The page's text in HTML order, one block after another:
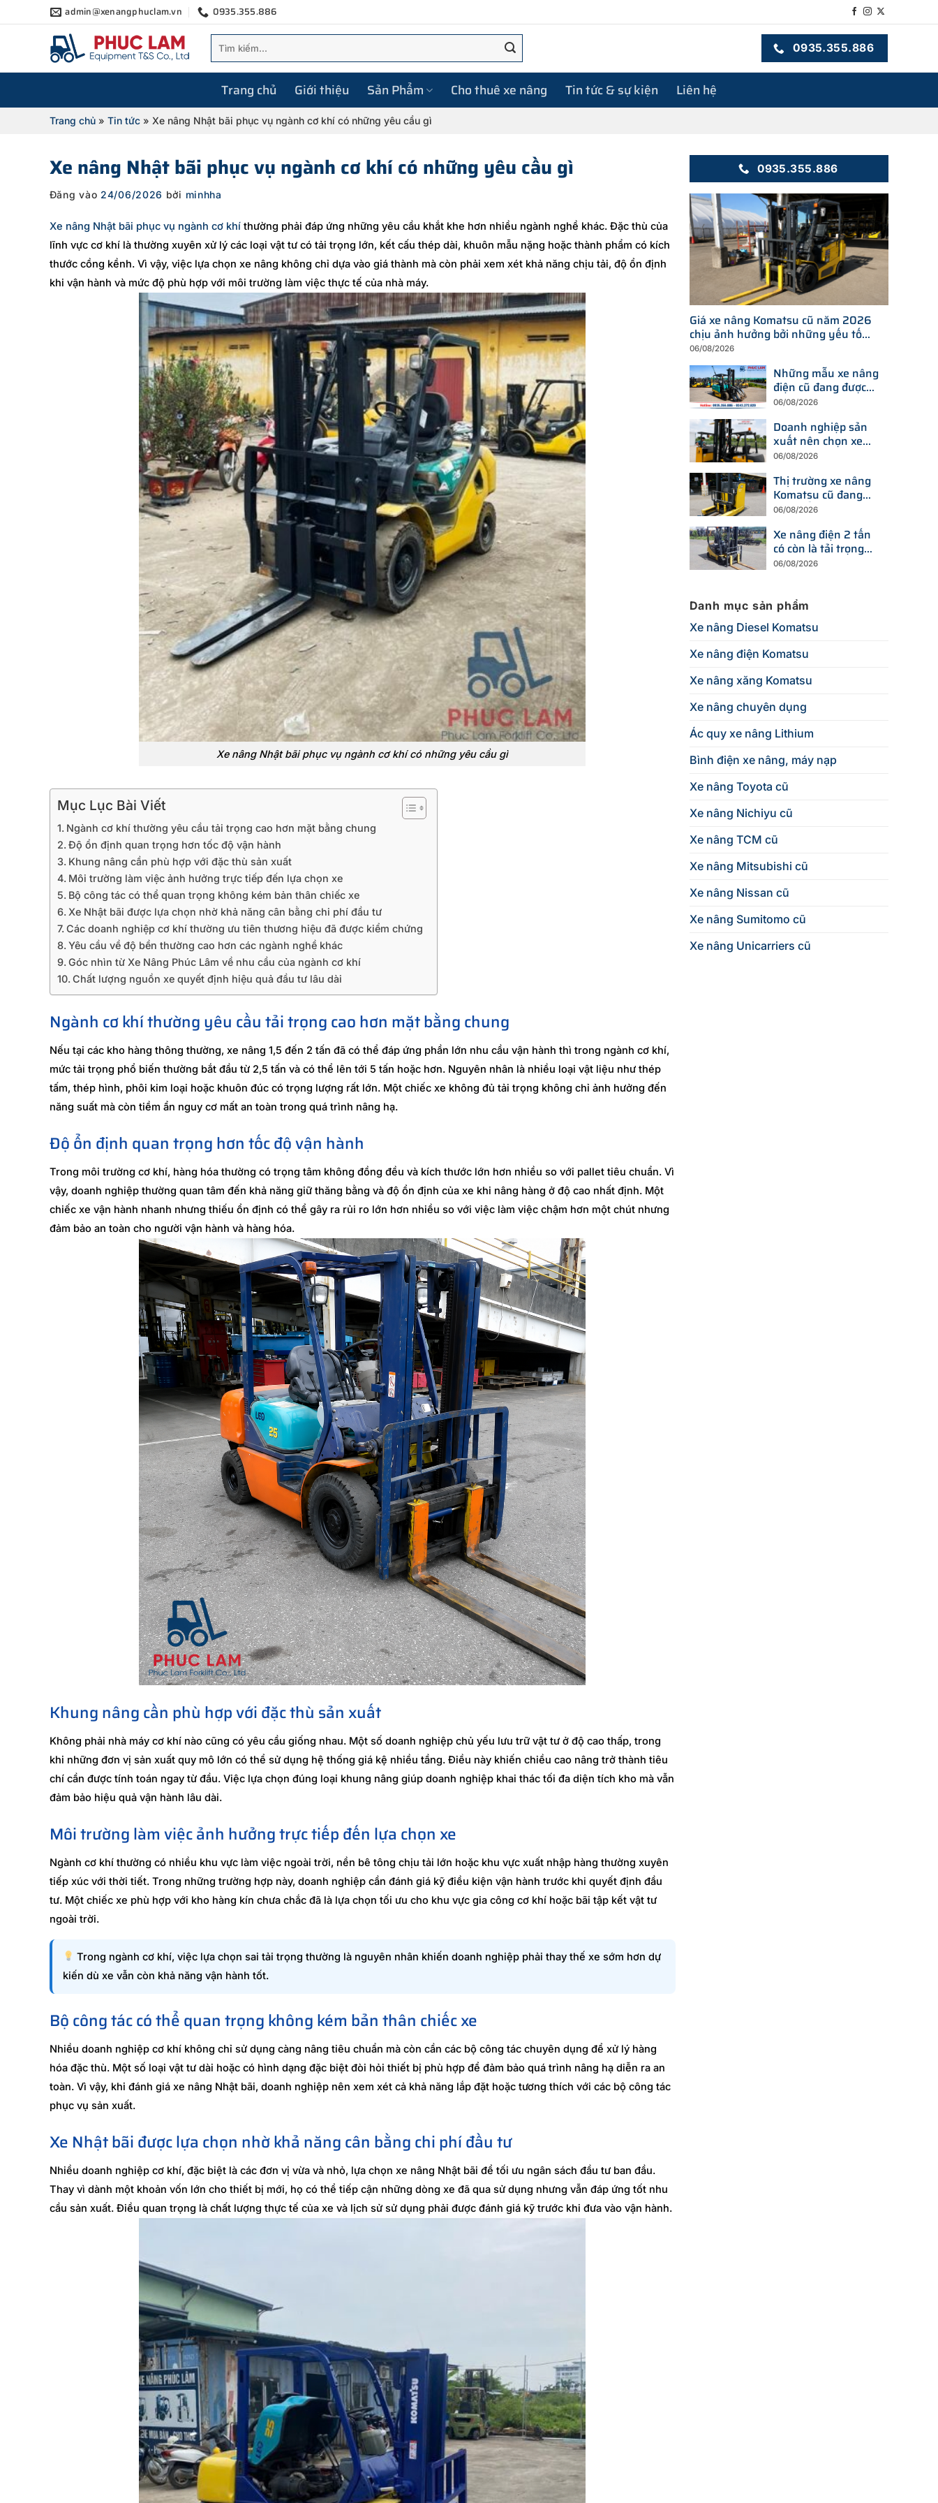
qua
admin@xenangphuclam.vn 0935.355.886
kiếm:
0935.355.886
Trang chủ Giới thiệu Sản Phẩm Cho thuê xe nâng Tin tức & sự kiện Liên hệ
Trang chủ» Tin tức» Xe nâng Nhật bãi phục vụ ngành cơ khí có những yêu cầu gì
Xe nâng Nhật bãi phục vụ ngành cơ khí có những yêu cầu gì
Đăng vào 24/06/2026 bởi minhha
Xe nâng Nhật bãi phục vụ ngành cơ khíthường phải đáp ứng những yêu cầu khắt khe hơn nhiều ngành nghề khác. Đặc thù của
lĩnh vực cơ khí là thường xuyên xử lý các loại vật tư có tải trọng lớn, kết cấu thép dài, khuôn mẫu nặng hoặc thành phẩm có kích
thước cồng kềnh. Vì vậy, việc lựa chọn xe nâng không chỉ dựa vào giá thành mà còn phải xem xét khả năng chịu tải, độ ổn định
khi vận hành và mức độ phù hợp với môi trường làm việc thực tế của nhà máy.
Xe nâng Nhật bãi phục vụ ngành cơ khí có những yêu cầu gì
Mục Lục Bài Viết
Ngành cơ khí thường yêu cầu tải trọng cao hơn mặt bằng chung
Độ ổn định quan trọng hơn tốc độ vận hành
Khung nâng cần phù hợp với đặc thù sản xuất
Môi trường làm việc ảnh hưởng trực tiếp đến lựa chọn xe
Bộ công tác có thể quan trọng không kém bản thân chiếc xe
Xe Nhật bãi được lựa chọn nhờ khả năng cân bằng chi phí đầu tư
Các doanh nghiệp cơ khí thường ưu tiên thương hiệu đã được kiểm chứng
Yêu cầu về độ bền thường cao hơn các ngành nghề khác
Góc nhìn từ Xe Nâng Phúc Lâm về nhu cầu của ngành cơ khí
Chất lượng nguồn xe quyết định hiệu quả đầu tư lâu dài
Ngành cơ khí thường yêu cầu tải trọng cao hơn mặt bằng chung
Nếu tại các kho hàng thông thường, xe nâng 1,5 đến 2 tấn đã có thể đáp ứng phần lớn nhu cầu vận hành thì trong ngành cơ khí,
mức tải trọng phổ biến thường bắt đầu từ 2,5 tấn và có thể lên tới 5 tấn hoặc hơn. Nguyên nhân là nhiều loại vật liệu như thép
tấm, thép hình, phôi kim loại hoặc khuôn đúc có trọng lượng rất lớn. Một chiếc xe không đủ tải trọng không chỉ ảnh hưởng đến
năng suất mà còn tiềm ẩn nguy cơ mất an toàn trong quá trình nâng hạ.
Độ ổn định quan trọng hơn tốc độ vận hành
Trong môi trường cơ khí, hàng hóa thường có trọng tâm không đồng đều và kích thước lớn hơn nhiều so với pallet tiêu chuẩn. Vì
vậy, doanh nghiệp thường quan tâm đến khả năng giữ thăng bằng và độ ổn định của xe khi nâng hàng ở độ cao nhất định. Một
chiếc xe vận hành nhanh nhưng thiếu ổn định có thể gây ra rủi ro lớn hơn nhiều so với việc làm việc chậm hơn một chút nhưng
đảm bảo an toàn cho người vận hành và hàng hóa.
Khung nâng cần phù hợp với đặc thù sản xuất
Không phải nhà máy cơ khí nào cũng có yêu cầu giống nhau. Một số doanh nghiệp chủ yếu lưu trữ vật tư ở độ cao thấp, trong
khi những đơn vị sản xuất quy mô lớn có thể sử dụng hệ thống giá kệ nhiều tầng. Điều này khiến chiều cao nâng trở thành tiêu
chí cần được tính toán ngay từ đầu. Việc lựa chọn đúng loại khung nâng giúp doanh nghiệp khai thác tối đa diện tích kho mà vẫn
đảm bảo hiệu quả vận hành lâu dài.
Môi trường làm việc ảnh hưởng trực tiếp đến lựa chọn xe
Ngành cơ khí thường có nhiều khu vực làm việc ngoài trời, nền bê tông chịu tải lớn hoặc khu vực xuất nhập hàng thường xuyên
tiếp xúc với thời tiết. Trong những trường hợp này, doanh nghiệp cần đánh giá kỹ điều kiện vận hành trước khi quyết định đầu
tư. Một chiếc xe phù hợp với kho hàng kín chưa chắc đã là lựa chọn tối ưu cho khu vực gia công cơ khí hoặc bãi tập kết vật tư
ngoài trời.
Trong ngành cơ khí, việc lựa chọn sai tải trọng thường là nguyên nhân khiến doanh nghiệp phải thay thế xe sớm hơn dự
kiến dù xe vẫn còn khả năng vận hành tốt.
Bộ công tác có thể quan trọng không kém bản thân chiếc xe
Nhiều doanh nghiệp cơ khí không chỉ sử dụng càng nâng tiêu chuẩn mà còn cần các bộ công tác chuyên dụng để xử lý hàng
hóa đặc thù. Một số loại vật tư dài hoặc có hình dạng đặc biệt đòi hỏi thiết bị phù hợp để đảm bảo quá trình nâng hạ diễn ra an
toàn. Vì vậy, khi đánh giá xe nâng Nhật bãi, doanh nghiệp nên xem xét cả khả năng lắp đặt hoặc tương thích với các bộ công tác
phục vụ sản xuất.
Xe Nhật bãi được lựa chọn nhờ khả năng cân bằng chi phí đầu tư
Nhiều doanh nghiệp cơ khí, đặc biệt là các đơn vị vừa và nhỏ, lựa chọn xe nâng Nhật bãi để tối ưu ngân sách đầu tư ban đầu.
Thay vì dành một khoản vốn lớn cho thiết bị mới, họ có thể tiếp cận những dòng xe đã qua sử dụng nhưng vẫn đáp ứng tốt nhu
cầu sản xuất. Điều quan trọng là chất lượng thực tế của xe và lịch sử sử dụng phải được đánh giá kỹ trước khi đưa vào vận hành.
0935.355.886
Giá xe nâng Komatsu cũ năm 2026
chịu ảnh hưởng bởi những yếu tố
nào?
06/08/2026
Những mẫu xe nâng
điện cũ đang được
tìm kiếm nhiều nhất
nay
06/08/2026
Doanh nghiệp sản
xuất nên chọn xe
nâng điện hay xe
chi phí?
06/08/2026
Thị trường xe nâng
Komatsu cũ đang
thay đổi ra sao trước
thiết bị mới?
06/08/2026
Xe nâng điện 2 tấn
có còn là tải trọng
được doanh nghiệp
06/08/2026
Danh mục sản phẩm
Xe nâng Diesel Komatsu
Xe nâng điện Komatsu
Xe nâng xăng Komatsu
Xe nâng chuyên dụng
Ác quy xe nâng Lithium
Bình điện xe nâng, máy nạp
Xe nâng Toyota cũ
Xe nâng Nichiyu cũ
Xe nâng TCM cũ
Xe nâng Mitsubishi cũ
Xe nâng Nissan cũ
Xe nâng Sumitomo cũ
Xe nâng Unicarriers cũ